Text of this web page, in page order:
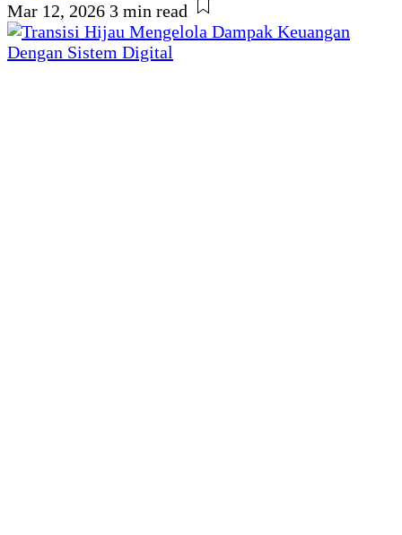
Mar 12, 2026 3 min read